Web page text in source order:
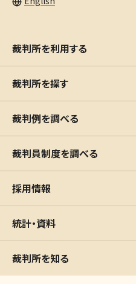
裁判所を利用する
裁判所を探す
裁判例を調べる
裁判員制度を調べる
採用情報
統計・資料
裁判所を知る